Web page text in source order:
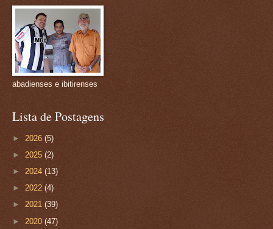
abadienses e ibitirenses
Lista de Postagens
► 2026 (5)
► 2025 (2)
► 2024 (13)
► 2022 (4)
► 2021 (39)
► 2020 (47)